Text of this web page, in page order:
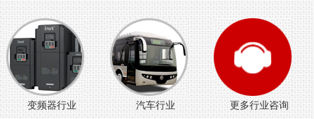
变频器行业 汽车行业 更多行业咨询